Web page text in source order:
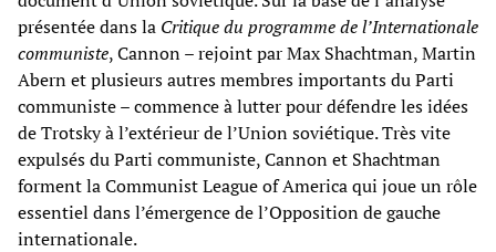
présentée dans la Critique du programme de l’Internationale
communiste, Cannon – rejoint par Max Shachtman, Martin
Abern et plusieurs autres membres importants du Parti
communiste – commence à lutter pour défendre les idées
de Trotsky à l’extérieur de l’Union soviétique. Très vite
expulsés du Parti communiste, Cannon et Shachtman
forment la Communist League of America qui joue un rôle
essentiel dans l’émergence de l’Opposition de gauche
internationale.